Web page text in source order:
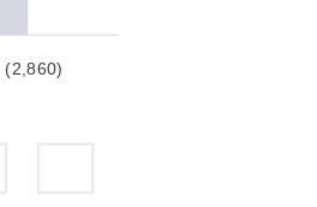
(2,860)